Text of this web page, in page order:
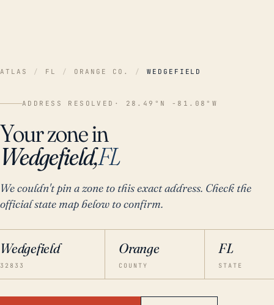
ATLAS / FL / ORANGE CO. / WEDGEFIELD
ADDRESS RESOLVED · 28.49°N -81.08°W
Your zone in
Wedgefield,FL
We couldn't pin a zone to this exact address. Check the
official state map below to confirm.
Wedgefield
32833
Orange
COUNTY
FL
STATE